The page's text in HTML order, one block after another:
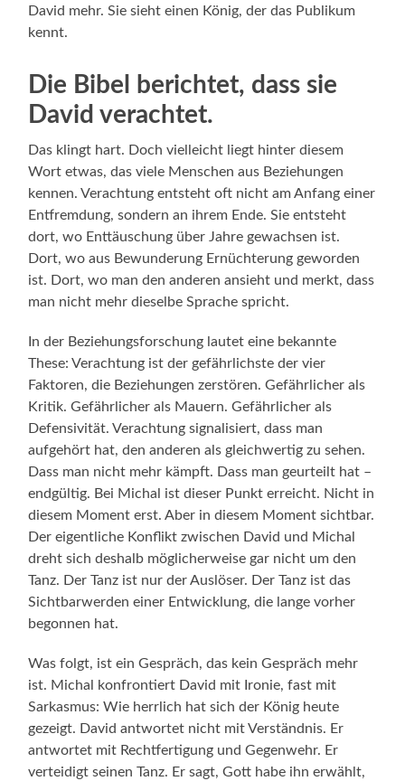
David mehr. Sie sieht einen König, der das Publikum
kennt.
Die Bibel berichtet, dass sie
David verachtet.
Das klingt hart. Doch vielleicht liegt hinter diesem
Wort etwas, das viele Menschen aus Beziehungen
kennen. Verachtung entsteht oft nicht am Anfang einer
Entfremdung, sondern an ihrem Ende. Sie entsteht
dort, wo Enttäuschung über Jahre gewachsen ist.
Dort, wo aus Bewunderung Ernüchterung geworden
ist. Dort, wo man den anderen ansieht und merkt, dass
man nicht mehr dieselbe Sprache spricht.
In der Beziehungsforschung lautet eine bekannte
These: Verachtung ist der gefährlichste der vier
Faktoren, die Beziehungen zerstören. Gefährlicher als
Kritik. Gefährlicher als Mauern. Gefährlicher als
Defensivität. Verachtung signalisiert, dass man
aufgehört hat, den anderen als gleichwertig zu sehen.
Dass man nicht mehr kämpft. Dass man geurteilt hat –
endgültig. Bei Michal ist dieser Punkt erreicht. Nicht in
diesem Moment erst. Aber in diesem Moment sichtbar.
Der eigentliche Konflikt zwischen David und Michal
dreht sich deshalb möglicherweise gar nicht um den
Tanz. Der Tanz ist nur der Auslöser. Der Tanz ist das
Sichtbarwerden einer Entwicklung, die lange vorher
begonnen hat.
Was folgt, ist ein Gespräch, das kein Gespräch mehr
ist. Michal konfrontiert David mit Ironie, fast mit
Sarkasmus: Wie herrlich hat sich der König heute
gezeigt. David antwortet nicht mit Verständnis. Er
antwortet mit Rechtfertigung und Gegenwehr. Er
verteidigt seinen Tanz. Er sagt, Gott habe ihn erwählt,